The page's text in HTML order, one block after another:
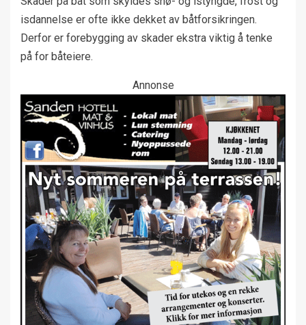
isdannelse er ofte ikke dekket av båtforsikringen.
Derfor er forebygging av skader ekstra viktig å tenke
på for båteiere.
Annonse